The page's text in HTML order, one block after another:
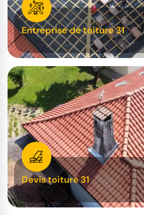
Entreprise de toiture 31
Devis toiture 31